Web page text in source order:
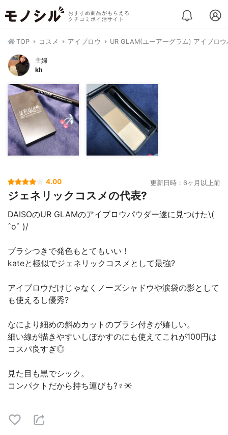
おすすめ商品がもらえる
クチコミポイ活サイト
TOP コスメ アイブロウ UR GLAM(ユーアーグラム) アイブロ
主婦
kh
4.00 更新日時：6ヶ月以上前
ジェネリックコスメの代表?
DAISOのUR GLAMのアイブロウパウダー遂に見つけた\(
ˆoˆ )/
ブラシつきで発色もとてもいい！
kateと極似でジェネリックコスメとして最強?
アイブロウだけじゃなくノーズシャドウや涙袋の影として
も使えるし優秀?
なにより細めの斜めカットのブラシ付きが嬉しい。
細い線が描きやすいしぼかすのにも使えてこれが100円は
コスパ良すぎ◎
見た目も黒でシック。
コンパクトだから持ち運びも?‍♀️☀️